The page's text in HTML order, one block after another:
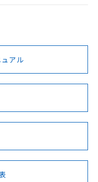
録
前に、以下を必ずお読
Cd Cr(VI)
BV型式承認
（フランス
KR型式
（韓国
No No
認証/適合状況ページへ
ジからご検索ください
アル